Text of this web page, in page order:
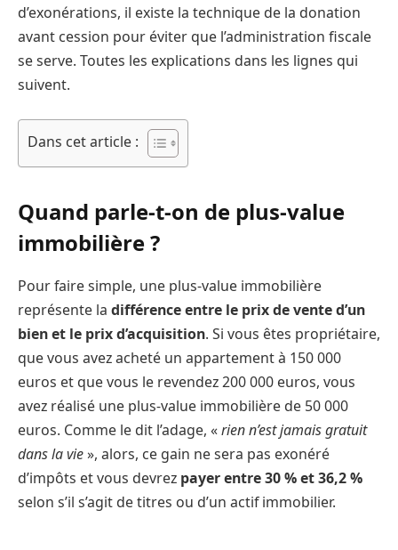
d’exonérations, il existe la technique de la donation
avant cession pour éviter que l’administration fiscale
se serve. Toutes les explications dans les lignes qui
suivent.
Dans cet article :
Quand parle-t-on de plus-value
immobilière ?
Pour faire simple, une plus-value immobilière
représente la différence entre le prix de vente d’un
bien et le prix d’acquisition. Si vous êtes propriétaire,
que vous avez acheté un appartement à 150 000
euros et que vous le revendez 200 000 euros, vous
avez réalisé une plus-value immobilière de 50 000
euros. Comme le dit l’adage, «rien n’est jamais gratuit
dans la vie», alors, ce gain ne sera pas exonéré
d’impôts et vous devrez payer entre 30 % et 36,2 %
selon s’il s’agit de titres ou d’un actif immobilier.